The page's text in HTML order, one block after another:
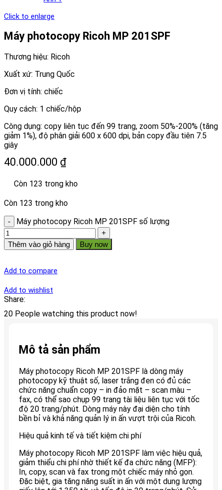
Click to enlarge
Máy photocopy Ricoh MP 201SPF
Thương hiệu: Ricoh
Xuất xứ: Trung Quốc
Đơn vị tính: chiếc
Quy cách: 1 chiếc/hộp
Công dụng: copy liên tục đến 99 trang, zoom 50%-200% (tăng
giảm 1%), độ phân giải 600 x 600 dpi, bản copy đầu tiên 7.5
giây
40.000.000 ₫
Còn 123 trong kho
Còn 123 trong kho
Máy photocopy Ricoh MP 201SPF số lượng
Thêm vào giỏ hàng Buy now
Add to compare
Add to wishlist
Share:
20 People watching this product now!
Mô tả sản phẩm
Máy photocopy Ricoh MP 201SPF là dòng máy
photocopy kỹ thuật số, laser trắng đen có đủ các
chức năng chuẩn copy – in đảo mặt – scan màu –
fax, có thể sao chụp 99 trang tài liệu liên tục với tốc
độ 20 trang/phút. Dòng máy này đại diện cho tính
bền bỉ và khả năng quản lý in ấn vượt trội của Ricoh.
Hiệu quả kinh tế và tiết kiệm chi phí
Máy photocopy Ricoh MP 201SPF làm việc hiệu quả,
giảm thiểu chi phí nhờ thiết kế đa chức năng (MFP):
In, copy, scan và fax trong một chiếc máy nhỏ gọn.
Đặc biệt, gia tăng năng suất in ấn với một dung lượng